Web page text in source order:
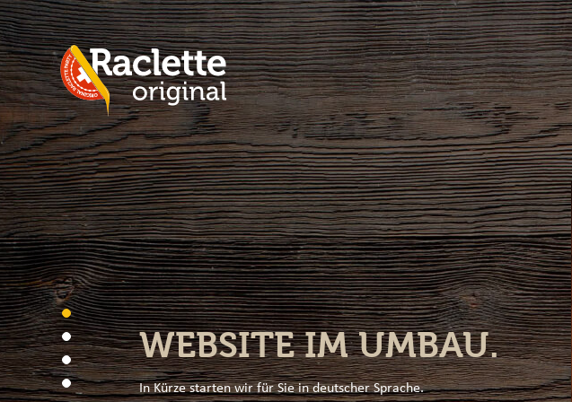
/* při upravách dodat aktualni_url do jaz. mutací (2x) */
WEBSITE IM UMBAU.
In Kürze starten wir für Sie in deutscher Sprache.